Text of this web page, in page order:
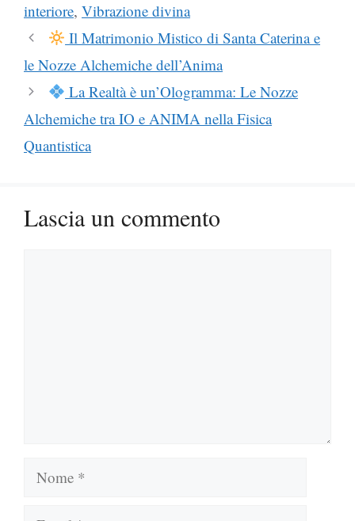
interiore, Vibrazione divina
Il Matrimonio Mistico di Santa Caterina e
le Nozze Alchemiche dell’Anima
La Realtà è un’Ologramma: Le Nozze
Alchemiche tra IO e ANIMA nella Fisica
Quantistica
Lascia un commento